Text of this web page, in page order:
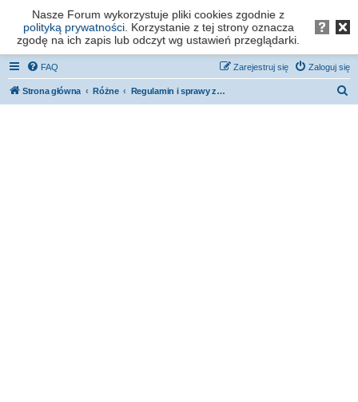
Forum os. Stefana Batorego - Poznań
FAQ Zaloguj się
Zarejestruj się
Strona główna Różne Regulamin i sprawy związane z działaniem forum
Nasze Forum wykorzystuje pliki cookies zgodnie z
polityką prywatności. Korzystanie z tej strony oznacza
zgodę na ich zapis lub odczyt wg ustawień przeglądarki.